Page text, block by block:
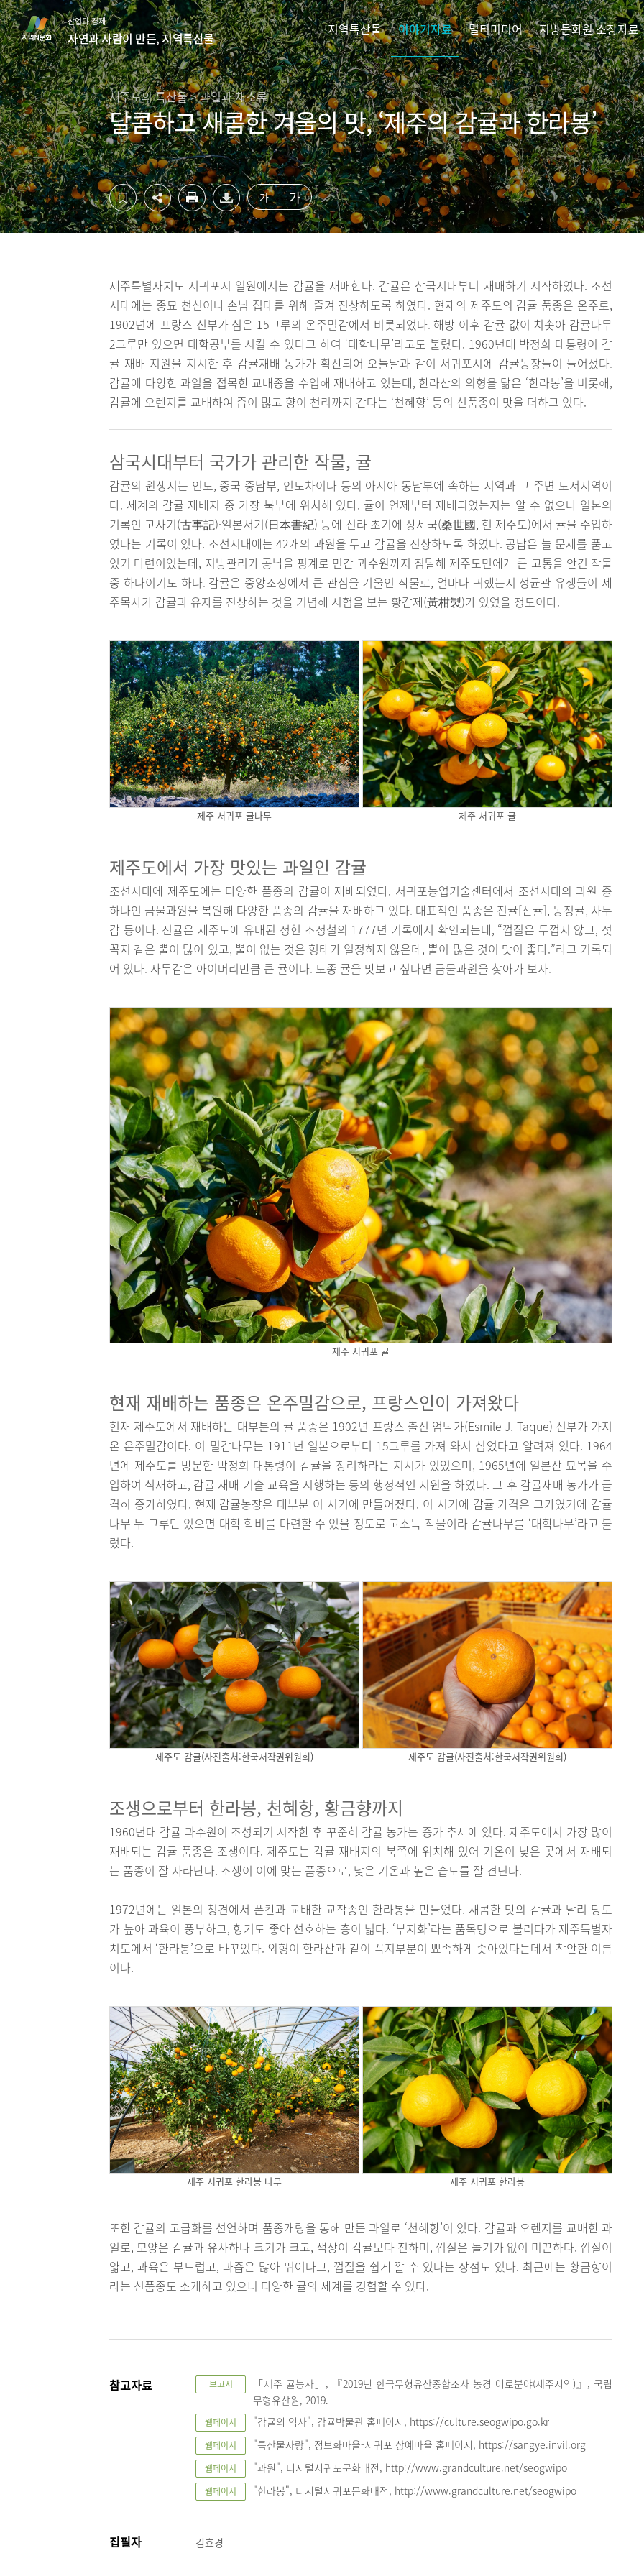
컨
텐
츠
영
역
바
로
가
기
하
단
영
역
바
로
가
기
산업과 경제
자연과 사람이 만든, 지역특산물
지역특산물 이야기자료 멀티미디어 지방문화원 소장자료
제주도의 특산물 > 과일과 채소류
달콤하고 새콤한 겨울의 맛, ‘제주의 감귤과 한라봉’
가 가
제주특별자치도 서귀포시 일원에서는 감귤을 재배한다. 감귤은 삼국시대부터 재배하기 시작하였다. 조선
시대에는 종묘 천신이나 손님 접대를 위해 즐겨 진상하도록 하였다. 현재의 제주도의 감귤 품종은 온주로,
1902년에 프랑스 신부가 심은 15그루의 온주밀감에서 비롯되었다. 해방 이후 감귤 값이 치솟아 감귤나무
2그루만 있으면 대학공부를 시킬 수 있다고 하여 ‘대학나무’라고도 불렸다. 1960년대 박정희 대통령이 감
귤 재배 지원을 지시한 후 감귤재배 농가가 확산되어 오늘날과 같이 서귀포시에 감귤농장들이 들어섰다.
감귤에 다양한 과일을 접목한 교배종을 수입해 재배하고 있는데, 한라산의 외형을 닮은 ‘한라봉’을 비롯해,
감귤에 오렌지를 교배하여 즙이 많고 향이 천리까지 간다는 ‘천혜향’ 등의 신품종이 맛을 더하고 있다.
삼국시대부터 국가가 관리한 작물, 귤
감귤의 원생지는 인도, 중국 중남부, 인도차이나 등의 아시아 동남부에 속하는 지역과 그 주변 도서지역이
다. 세계의 감귤 재배지 중 가장 북부에 위치해 있다. 귤이 언제부터 재배되었는지는 알 수 없으나 일본의
기록인 고사기(古事記)·일본서기(日本書紀) 등에 신라 초기에 상세국(桑世國, 현 제주도)에서 귤을 수입하
였다는 기록이 있다. 조선시대에는 42개의 과원을 두고 감귤을 진상하도록 하였다. 공납은 늘 문제를 품고
있기 마련이었는데, 지방관리가 공납을 핑계로 민간 과수원까지 침탈해 제주도민에게 큰 고통을 안긴 작물
중 하나이기도 하다. 감귤은 중앙조정에서 큰 관심을 기울인 작물로, 얼마나 귀했는지 성균관 유생들이 제
주목사가 감귤과 유자를 진상하는 것을 기념해 시험을 보는 황감제(黃柑製)가 있었을 정도이다.
제주 서귀포 귤나무 제주 서귀포 귤
제주도에서 가장 맛있는 과일인 감귤
조선시대에 제주도에는 다양한 품종의 감귤이 재배되었다. 서귀포농업기술센터에서 조선시대의 과원 중
하나인 금물과원을 복원해 다양한 품종의 감귤을 재배하고 있다. 대표적인 품종은 진귤[산귤], 동정귤, 사두
감 등이다. 진귤은 제주도에 유배된 정헌 조정철의 1777년 기록에서 확인되는데, “껍질은 두껍지 않고, 젖
꼭지 같은 뿔이 많이 있고, 뿔이 없는 것은 형태가 일정하지 않은데, 뿔이 많은 것이 맛이 좋다.”라고 기록되
어 있다. 사두감은 아이머리만큼 큰 귤이다. 토종 귤을 맛보고 싶다면 금물과원을 찾아가 보자.
제주 서귀포 귤
현재 재배하는 품종은 온주밀감으로, 프랑스인이 가져왔다
현재 제주도에서 재배하는 대부분의 귤 품종은 1902년 프랑스 출신 엄탁가(Esmile J. Taque) 신부가 가져
온 온주밀감이다. 이 밀감나무는 1911년 일본으로부터 15그루를 가져 와서 심었다고 알려져 있다. 1964
년에 제주도를 방문한 박정희 대통령이 감귤을 장려하라는 지시가 있었으며, 1965년에 일본산 묘목을 수
입하여 식재하고, 감귤 재배 기술 교육을 시행하는 등의 행정적인 지원을 하였다. 그 후 감귤재배 농가가 급
격히 증가하였다. 현재 감귤농장은 대부분 이 시기에 만들어졌다. 이 시기에 감귤 가격은 고가였기에 감귤
나무 두 그루만 있으면 대학 학비를 마련할 수 있을 정도로 고소득 작물이라 감귤나무를 ‘대학나무’라고 불
렀다.
제주도 감귤(사진출처:한국저작권위원회) 제주도 감귤(사진출처:한국저작권위원회)
조생으로부터 한라봉, 천혜항, 황금향까지
1960년대 감귤 과수원이 조성되기 시작한 후 꾸준히 감귤 농가는 증가 추세에 있다. 제주도에서 가장 많이
재배되는 감귤 품종은 조생이다. 제주도는 감귤 재배지의 북쪽에 위치해 있어 기온이 낮은 곳에서 재배되
는 품종이 잘 자라난다. 조생이 이에 맞는 품종으로, 낮은 기온과 높은 습도를 잘 견딘다.
1972년에는 일본의 청견에서 폰칸과 교배한 교잡종인 한라봉을 만들었다. 새콤한 맛의 감귤과 달리 당도
가 높아 과육이 풍부하고, 향기도 좋아 선호하는 층이 넓다. ‘부지화’라는 품목명으로 불리다가 제주특별자
치도에서 ‘한라봉’으로 바꾸었다. 외형이 한라산과 같이 꼭지부분이 뾰족하게 솟아있다는데서 착안한 이름
이다.
제주 서귀포 한라봉 나무 제주 서귀포 한라봉
또한 감귤의 고급화를 선언하며 품종개량을 통해 만든 과일로 ‘천혜향’이 있다. 감귤과 오렌지를 교배한 과
일로, 모양은 감귤과 유사하나 크기가 크고, 색상이 감귤보다 진하며, 껍질은 돌기가 없이 미끈하다. 껍질이
얇고, 과육은 부드럽고, 과즙은 많아 뛰어나고, 껍질을 쉽게 깔 수 있다는 장점도 있다. 최근에는 황금향이
라는 신품종도 소개하고 있으니 다양한 귤의 세계를 경험할 수 있다.
참고자료 보고서
「제주 귤농사」, 『2019년 한국무형유산종합조사 농경 어로분야(제주지역)』, 국립
무형유산원, 2019.
웹페이지 "감귤의 역사", 감귤박물관 홈페이지, https://culture.seogwipo.go.kr
웹페이지 "특산물자랑", 정보화마을-서귀포 상예마을 홈페이지, https://sangye.invil.org
웹페이지 "과원", 디지털서귀포문화대전, http://www.grandculture.net/seogwipo
웹페이지 "한라봉", 디지털서귀포문화대전, http://www.grandculture.net/seogwipo
집필자 김효경